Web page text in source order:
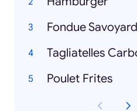
Fondue
Tagliatelles
Poulet Frites